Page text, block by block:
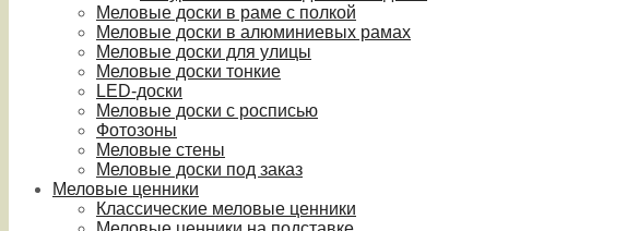
Меловые доски в раме с полкой
Меловые доски в алюминиевых рамах
Меловые доски для улицы
Меловые доски тонкие
LED-доски
Меловые доски с росписью
Фотозоны
Меловые стены
Меловые доски под заказ
Меловые ценники
Классические меловые ценники